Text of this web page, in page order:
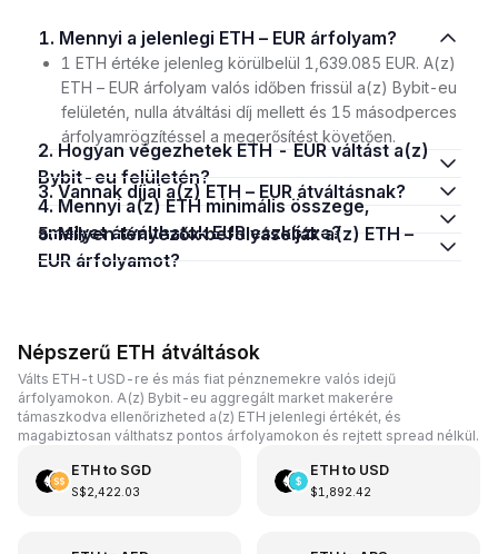
1. Mennyi a jelenlegi ETH – EUR árfolyam?
1 ETH értéke jelenleg körülbelül 1,639.085 EUR. A(z)
ETH – EUR árfolyam valós időben frissül a(z) Bybit-eu
felületén, nulla átváltási díj mellett és 15 másodperces
árfolyamrögzítéssel a megerősítést követően.
2. Hogyan végezhetek ETH - EUR váltást a(z)
Bybit-eu felületén?
3. Vannak díjai a(z) ETH – EUR átváltásnak?
4. Mennyi a(z) ETH minimális összege,
amelyet átválthatok EUR eszközre?
5. Milyen tényezők befolyásolják a(z) ETH –
EUR árfolyamot?
Népszerű ETH átváltások
Válts ETH-t USD-re és más fiat pénznemekre valós idejű
árfolyamokon. A(z) Bybit-eu aggregált market makerére
támaszkodva ellenőrizheted a(z) ETH jelenlegi értékét, és
magabiztosan válthatsz pontos árfolyamokon és rejtett spread nélkül.
ETHto SGD
S$2,422.03
ETHto USD
$1,892.42